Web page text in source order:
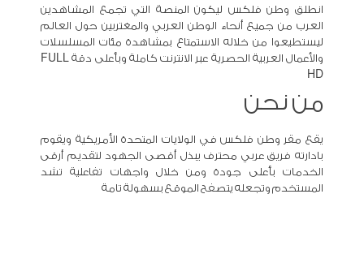
انطلق وطن فلكس ليكون المنصة التي تجمع المشاهدين
العرب من جميع أنحاء الوطن العربي والمغتربين حول العالم
ليستطيعوا من خلاله الاستمتاع بمشاهدة مئات المسلسلات
والأعمال العربية الحصرية عبر الانترنت كاملة وبأعلى دقة FULL
HD
من نحن
يقع مقر وطن فلكس في الولايات المتحدة الأمريكية ويقوم
بادارته فريق عربي محترف يبذل أقصى الجهود لتقديم أرقى
الخدمات بأعلى جودة ومن خلال واجهات تفاعلية تشد
المستخدم وتجعله يتصفح الموقع بسهولة تامة